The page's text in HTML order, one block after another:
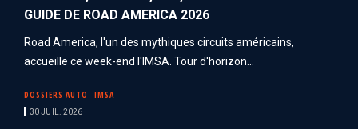
GUIDE DE ROAD AMERICA 2026
Road America, l'un des mythiques circuits américains,
accueille ce week-end l'IMSA. Tour d'horizon...
DOSSIERS AUTO IMSA
30 JUIL. 2026